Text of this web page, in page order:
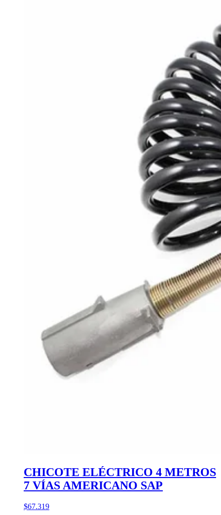
CHICOTE ELÉCTRICO 4 METROS
7 VÍAS AMERICANO SAP
$67.319